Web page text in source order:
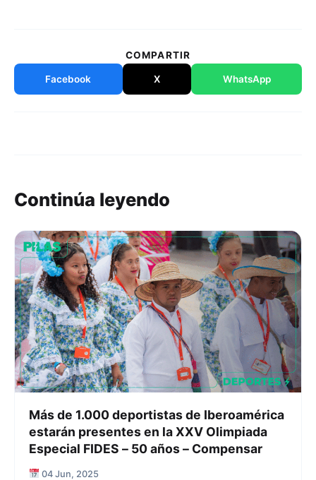
COMPARTIR
Facebook X WhatsApp
Continúa leyendo
Más de 1.000 deportistas de Iberoamérica
estarán presentes en la XXV Olimpiada
Especial FIDES – 50 años – Compensar
04 Jun, 2025